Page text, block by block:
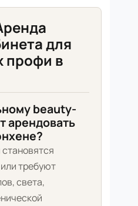
для
профи в
beauty-
арендовать
требуют
света,